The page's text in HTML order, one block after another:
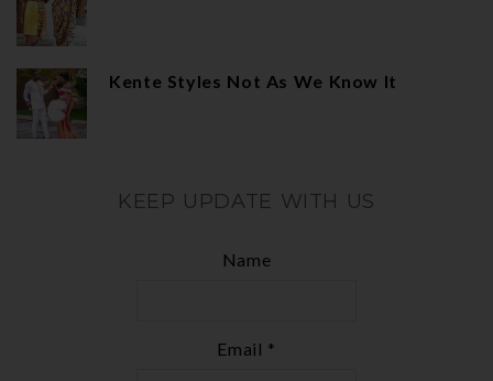
Kente Styles Not As We Know It
KEEP UPDATE WITH US
Name
Email *